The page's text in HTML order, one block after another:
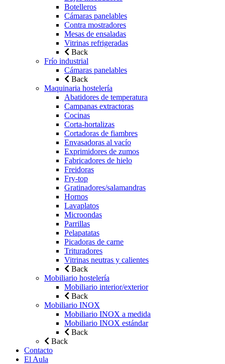
Botelleros
Cámaras panelables
Contra mostradores
Mesas de ensaladas
Vitrinas refrigeradas
Back
Frío industrial
Cámaras panelables
Back
Maquinaria hostelería
Abatidores de temperatura
Campanas extractoras
Cocinas
Corta-hortalizas
Cortadoras de fiambres
Envasadoras al vacío
Exprimidores de zumos
Fabricadores de hielo
Freidoras
Fry-top
Gratinadores/salamandras
Hornos
Lavaplatos
Microondas
Parrillas
Pelapatatas
Picadoras de carne
Trituradores
Vitrinas neutras y calientes
Back
Mobiliario hostelería
Mobiliario interior/exterior
Back
Mobiliario INOX
Mobiliario INOX a medida
Mobiliario INOX estándar
Back
Back
Contacto
El Aula